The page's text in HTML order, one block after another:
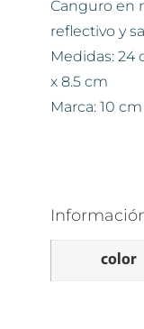
Canguro en
reflectivo y
Medidas: 24
x 8.5 cm
Marca: 10
color